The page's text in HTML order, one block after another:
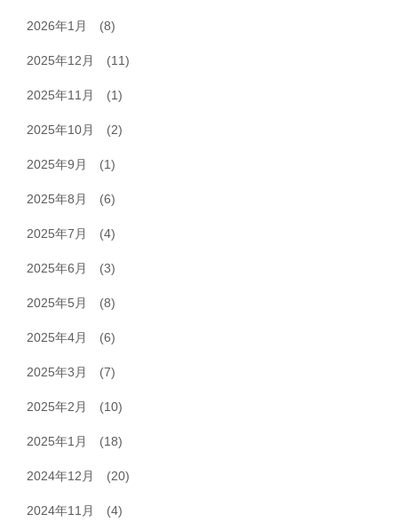
2026年1月 (8)
2025年12月 (11)
2025年11月 (1)
2025年10月 (2)
2025年9月 (1)
2025年8月 (6)
2025年7月 (4)
2025年6月 (3)
2025年5月 (8)
2025年4月 (6)
2025年3月 (7)
2025年2月 (10)
2025年1月 (18)
2024年12月 (20)
2024年11月 (4)